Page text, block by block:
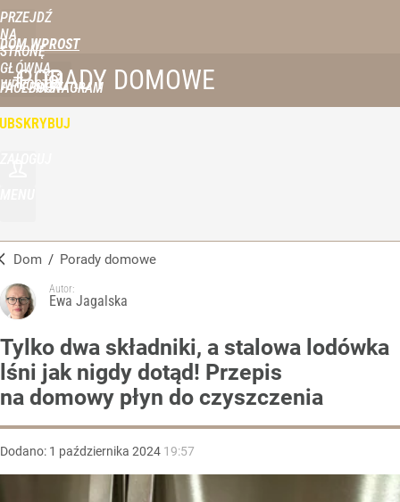
PRZEJDŹ
NA
STRONĘ
GŁÓWNĄ
WPROST.PL
DOM WPROST
FACEBOOKINSTAGRAM
PORADY DOMOWE
Dom / Porady domowe
Autor:
Ewa Jagalska
Tylko dwa składniki, a stalowa lodówka
lśni jak nigdy dotąd! Przepis
na domowy płyn do czyszczenia
Dodano: 1 października 2024 19:57